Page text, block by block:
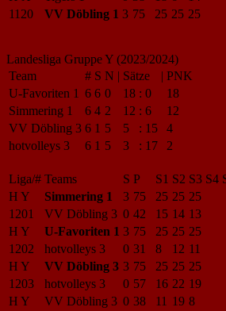
1120
VV Döbling 1 3 75 25 25 25
Landesliga Gruppe Y (2023/2024)
Team
# S N | Sätze | PNK
U-Favoriten 1 6 6 0 18 : 0
18
Simmering 1
6 4 2 12 : 6
12
VV Döbling 3 6 1 5 5 : 15
4
hotvolleys 3
6 1 5 3 : 17 2
Liga/# Teams S P S1 S2 S3 S4
H Y
Simmering 1 3 75 25 25 25
1201
VV Döbling 3 0 42 15 14 13
H Y
U-Favoriten 1 3 75 25 25 25
1202
hotvolleys 3 0 31 8 12 11
H Y
VV Döbling 3 3 75 25 25 25
1203
hotvolleys 3 0 57 16 22 19
H Y
VV Döbling 3 0 38 11 19 8